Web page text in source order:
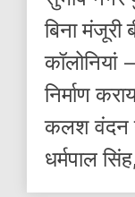
बिना मंजूरी
कॉलोनियां
निर्माण
कलश वंदन
धर्मपाल